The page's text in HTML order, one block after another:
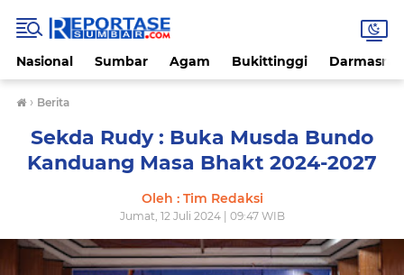
Nasional Sumbar Agam Bukittinggi
› Berita
Sekda Rudy : Buka Musda Bundo
Kanduang Masa Bhakt 2024-2027
Oleh : Tim Redaksi
Jumat, 12 Juli 2024 | 09:47 WIB